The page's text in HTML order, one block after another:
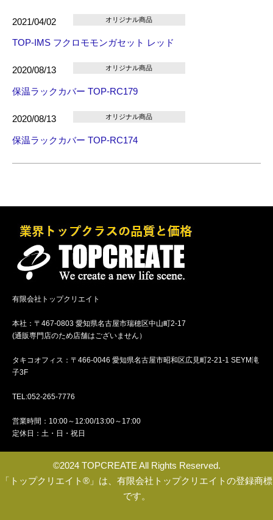
2021/04/02 オリジナル商品
TOP-IMS フクロモモンガセット レッド
2020/08/13 オリジナル商品
保温ラックカバー TOP-RC179
2020/08/13 オリジナル商品
保温ラックカバー TOP-RC174
有限会社トップクリエイト
本社：〒467-0803 愛知県名古屋市瑞穂区中山町2-17
(通販専門店のため店舗はございません）
タキコオフィス：〒466-0046 愛知県名古屋市昭和区広見町2-21-1 SEYM滝
子3F
TEL:052-265-7776
営業時間：10:00～12:00/13:00～17:00
定休日：土・日・祝日
©2024 TOPCREATE All Rights Reserved.
「トップクリエイト®」は、有限会社トップクリエイトの登録商標
です。